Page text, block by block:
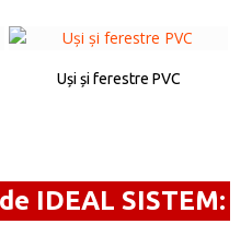
Uși și ferestre PVC
IDEAL SISTEM: